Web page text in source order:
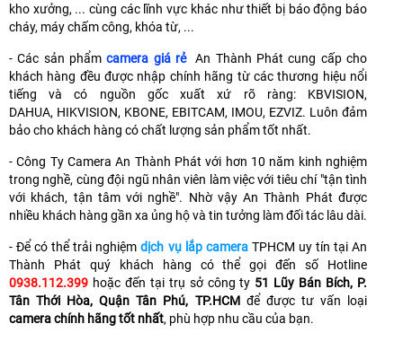
kho xưởng, ... cùng các lĩnh vực khác như thiết bị báo động báo
cháy, máy chấm công, khóa từ, ...
- Các sản phẩmcamera giá rẻAn Thành Phát cung cấp cho
khách hàng đều được nhập chính hãng từ các thương hiệu nổi
tiếng và có nguồn gốc xuất xứ rõ ràng: KBVISION,
DAHUA, HIKVISION, KBONE, EBITCAM, IMOU, EZVIZ. Luôn đảm
bảo cho khách hàng có chất lượng sản phẩm tốt nhất.
- Công Ty Camera An Thành Phát với hơn 10 năm kinh nghiệm
trong nghề, cùng đội ngũ nhân viên làm việc với tiêu chí "tận tình
với khách, tận tâm với nghề". Nhờ vậy An Thành Phát được
nhiều khách hàng gần xa ủng hộ và tin tưởng làm đối tác lâu dài.
- Để có thể trải nghiệmdịch vụ lắp cameraTPHCM uy tín tại An
Thành Phát quý khách hàng có thể gọi đến số Hotline
0938.112.399 hoặc đến tại trụ sở công ty 51 Lũy Bán Bích, P.
Tân Thới Hòa, Quận Tân Phú, TP.HCMđể được tư vấn loại
camera chính hãng tốt nhất, phù hợp nhu cầu của bạn.